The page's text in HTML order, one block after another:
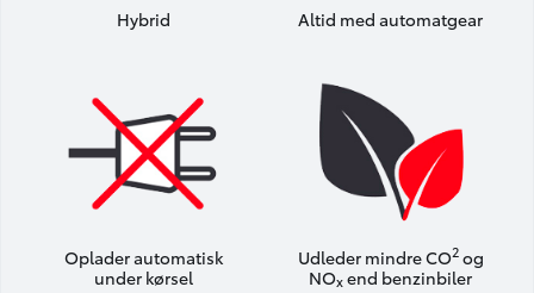
Hybrid Altid med automatgear
Oplader automatisk
under kørsel
Udleder mindre CO2og
NOxend benzinbiler